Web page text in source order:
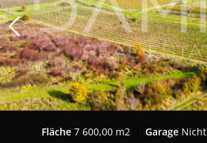
Fläche 7 600,00 m2 GarageNicht